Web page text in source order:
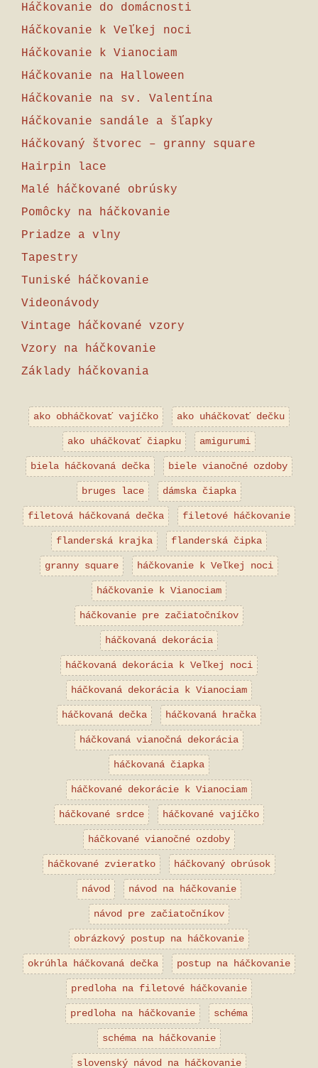
Háčkovanie do domácnosti
Háčkovanie k Veľkej noci
Háčkovanie k Vianociam
Háčkovanie na Halloween
Háčkovanie na sv. Valentína
Háčkovanie sandále a šľapky
Háčkovaný štvorec – granny square
Hairpin lace
Malé háčkované obrúsky
Pomôcky na háčkovanie
Priadze a vlny
Tapestry
Tuniské háčkovanie
Videonávody
Vintage háčkované vzory
Vzory na háčkovanie
Základy háčkovania
ako obháčkovať vajíčko ako uháčkovať dečku
ako uháčkovať čiapku amigurumi
biela háčkovaná dečka biele vianočné ozdoby
bruges lace dámska čiapka
filetová háčkovaná dečka filetové háčkovanie
flanderská krajka flanderská čipka
granny square háčkovanie k Veľkej noci
háčkovanie k Vianociam
háčkovanie pre začiatočníkov
háčkovaná dekorácia
háčkovaná dekorácia k Veľkej noci
háčkovaná dekorácia k Vianociam
háčkovaná dečka háčkovaná hračka
háčkovaná vianočná dekorácia
háčkovaná čiapka
háčkované dekorácie k Vianociam
háčkované srdce háčkované vajíčko
háčkované vianočné ozdoby
háčkované zvieratko háčkovaný obrúsok
návod návod na háčkovanie
návod pre začiatočníkov
obrázkový postup na háčkovanie
okrúhla háčkovaná dečka postup na háčkovanie
predloha na filetové háčkovanie
predloha na háčkovanie schéma
schéma na háčkovanie
slovenský návod na háčkovanie